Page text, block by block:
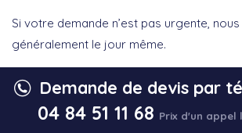
Si votre demande n’est pas urgente,
généralement le jour même.
Quelles sont les marques que vous
Demande de devis par
04 84 51 11 68 Prix d'un appel